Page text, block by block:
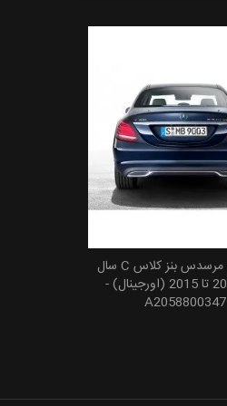
افزودن به سبد خرید
سپر عقب مرسدس بنز کلاس C سال
های 2014 تا 2015 (اورجینال) -
A2058800347